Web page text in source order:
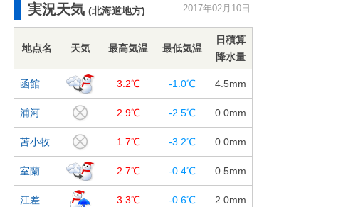
実況天気 (北海道地方) 2017年02月10日
地点名 天気 最高気温 最低気温
日積算
降水量
函館 3.2℃ -1.0℃ 4.5mm
浦河 2.9℃ -2.5℃ 0.0mm
苫小牧 1.7℃ -3.2℃ 0.0mm
室蘭 2.7℃ -0.4℃ 0.5mm
江差 3.3℃ -0.6℃ 2.0mm